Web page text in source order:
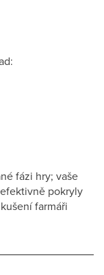
fázi hry; vaše
pokryly
farmáři